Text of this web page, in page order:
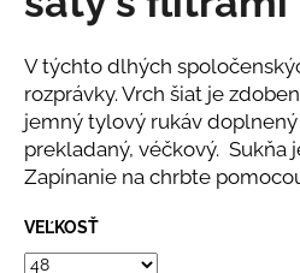
z
hviezdičiek.
V týchto dlhých
rozprávky. Vrch šiat je
jemný tylový rukáv
prekladaný, véčkový. Sukňa
Zapínanie na chrbte
VEĽKOSŤ
m
e
BLEDOMODRÝ
NOHAVICOVÝ
KOMPLET
€69